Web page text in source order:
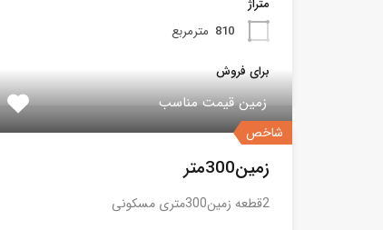
متراژ
810 مترمربع
برای فروش
شاخص
زمین قیمت مناسب
زمین300متر
2قطعه زمین300متری مسکونی